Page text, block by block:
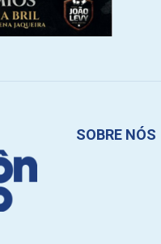
SOBRE NÓS